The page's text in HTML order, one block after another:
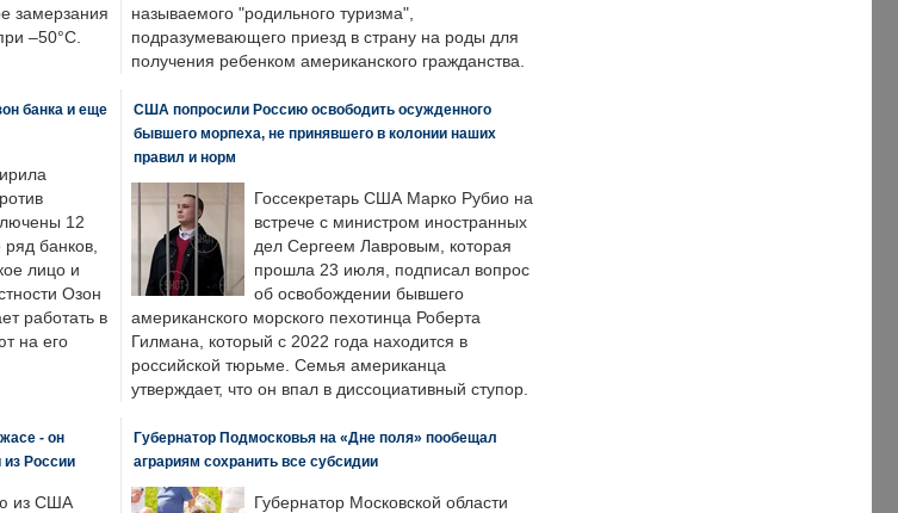
замерзания
–50°C.
называемого "родильного туризма",
подразумевающего приезд в страну на роды для
получения ребенком американского гражданства.
банка и еще
12
банков,
лицо и
Озон
работать в
на его
США попросили Россию освободить осужденного
бывшего морпеха, не принявшего в колонии наших
правил и норм
Госсекретарь США Марко Рубио на
встрече с министром иностранных
дел Сергеем Лавровым, которая
прошла 23 июля, подписал вопрос
об освобождении бывшего
американского морского пехотинца Роберта
Гилмана, который с 2022 года находится в
российской тюрьме. Семья американца
утверждает, что он впал в диссоциативный ступор.
- он
России
из США
Губернатор Подмосковья на «Дне поля» пообещал
аграриям сохранить все субсидии
Губернатор Московской области